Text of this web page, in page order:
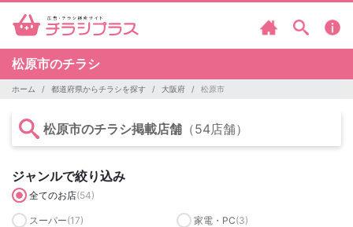
松原市のチラシ
ホーム 都道府県からチラシを探す 大阪府 松原市
松原市のチラシ掲載店舗 （54店舗）
ジャンルで絞り込み
全てのお店(54)
スーパー(17) 家電・PC(3)